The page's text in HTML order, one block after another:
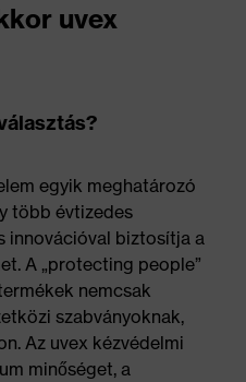
uvex
egyik meghatározó
több évtizedes
innovációval biztosítja a
A „protecting people”
nemcsak
szabványoknak,
Az uvex kézvédelmi
minőséget, a